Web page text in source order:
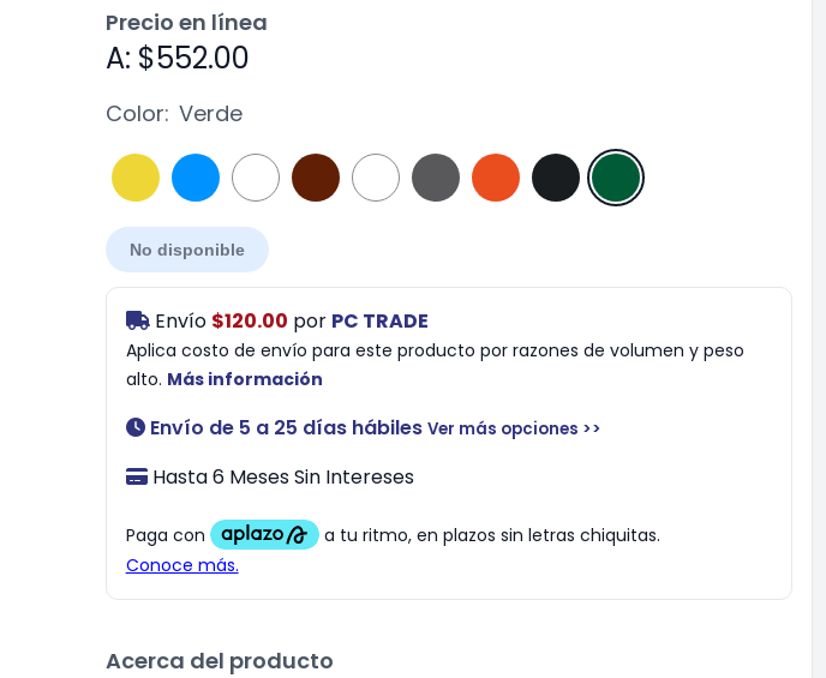
Precio en línea
A: $552.00
Color: Verde
No disponible
Envío $120.00 por PC TRADE
Aplica costo de envío para este producto por razones de volumen y peso
alto. Más información
Envío de 5 a 25 días hábiles Ver más opciones >>
Hasta 6 Meses Sin Intereses
Acerca del producto